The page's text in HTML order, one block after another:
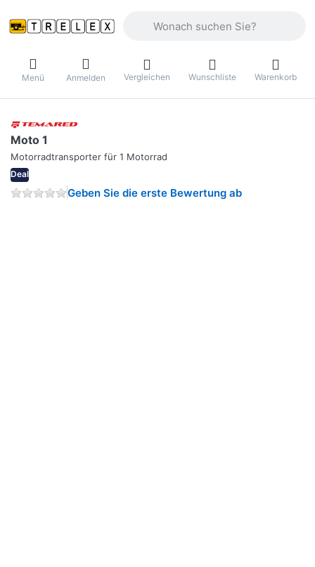
Menü Anmelden Vergleichen Wunschliste Warenkorb
Moto 1
Motorradtransporter für 1 Motorrad
Deal
Geben Sie die erste Bewertung ab